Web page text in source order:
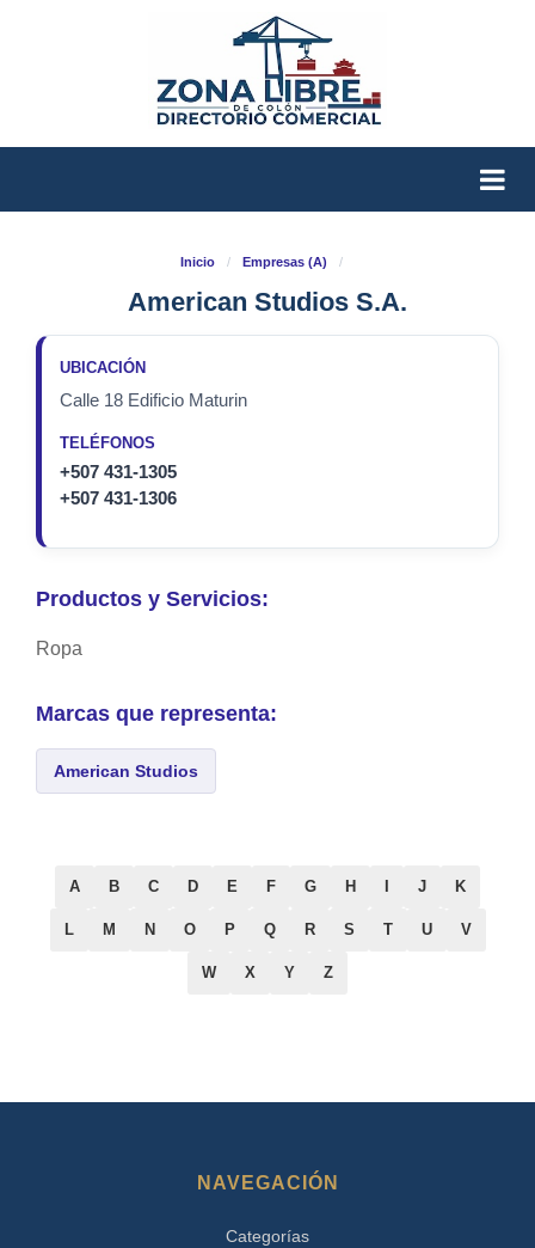
Inicio / Empresas (A) /
American Studios S.A.
UBICACIÓN
Calle 18 Edificio Maturin
TELÉFONOS
+507 431-1305
+507 431-1306
Productos y Servicios:
Ropa
Marcas que representa:
American Studios
A B C D E F G H J K
L M N O P Q R S T U V
W X Y Z
NAVEGACIÓN
Categorías